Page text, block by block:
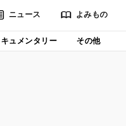
ニュース よみもの
ュメンタリー その他